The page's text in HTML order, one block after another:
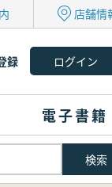
店舗情
録
電子書籍